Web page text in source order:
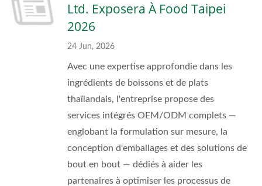
Ltd. Exposera À Food Taipei
2026
24 Jun, 2026
Avec une expertise approfondie dans les
ingrédients de boissons et de plats
thaïlandais, l'entreprise propose des
services intégrés OEM/ODM complets —
englobant la formulation sur mesure, la
conception d'emballages et des solutions de
bout en bout — dédiés à aider les
partenaires à optimiser les processus de